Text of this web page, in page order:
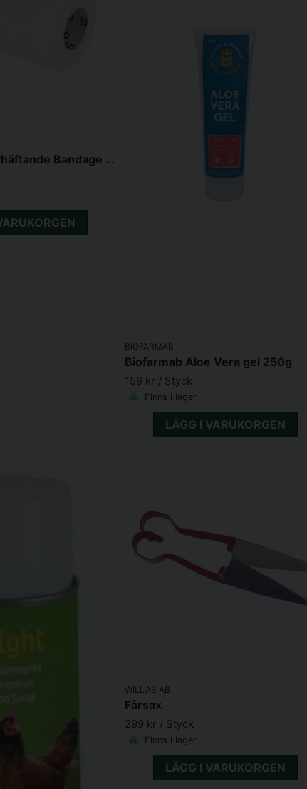
Biofarmab Självhäftande Bandage Vit (4,5m x 10cm)
BIOFARMAB
Biofarmab Aloe Vera gel 250g
159 kr / Styck
Finns i lager
LÄGG I VARUKORGEN
WILLAB AB
Fårsax
299 kr / Styck
Finns i lager
LÄGG I VARUKORGEN